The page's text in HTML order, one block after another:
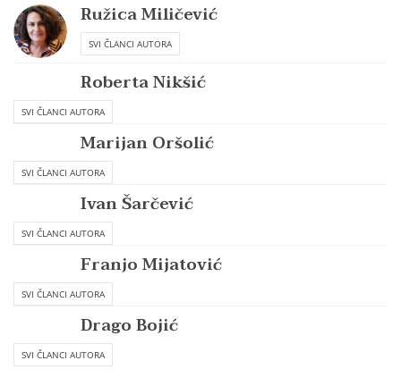
Ružica Miličević
SVI ČLANCI AUTORA
Roberta Nikšić
SVI ČLANCI AUTORA
Marijan Oršolić
SVI ČLANCI AUTORA
Ivan Šarčević
SVI ČLANCI AUTORA
Franjo Mijatović
SVI ČLANCI AUTORA
Drago Bojić
SVI ČLANCI AUTORA